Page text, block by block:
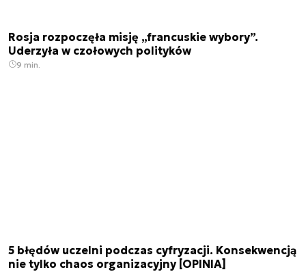
Rosja rozpoczęła misję „francuskie wybory”.
Uderzyła w czołowych polityków
9 min.
5 błędów uczelni podczas cyfryzacji. Konsekwencją
nie tylko chaos organizacyjny [OPINIA]